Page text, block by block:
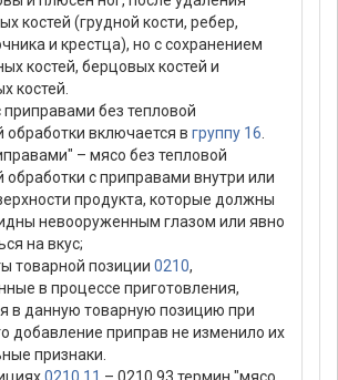
костей (грудной кости, ребер,
и крестца), но с сохранением
костей, берцовых костей и
костей.
приправами без тепловой
обработки включается в группу 16
– мясо без тепловой
обработки с приправами внутри или
продукта, которые должны
невооруженным глазом или явно
на вкус;
товарной позиции 0210,
в процессе приготовления,
в данную товарную позицию при
добавление приправ не изменило их
признаки.